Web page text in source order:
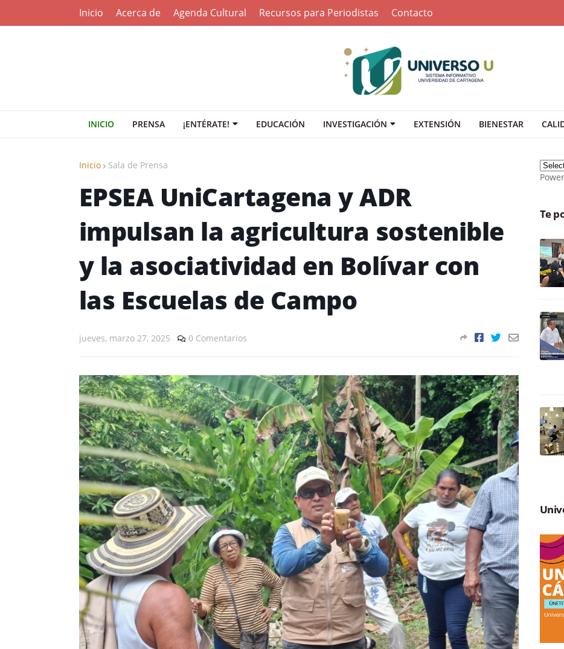
Inicio Acerca de Agenda Cultural Recursos para Periodistas Contacto
INICIO PRENSA ¡ENTÉRATE! EDUCACIÓN INVESTIGACIÓN EXTENSIÓN BIENESTAR
Inicio Sala de Prensa
EPSEA UniCartagena y ADR
impulsan la agricultura sostenible
y la asociatividad en Bolívar con
las Escuelas de Campo
jueves, marzo 27, 2025 0 Comentarios
Te